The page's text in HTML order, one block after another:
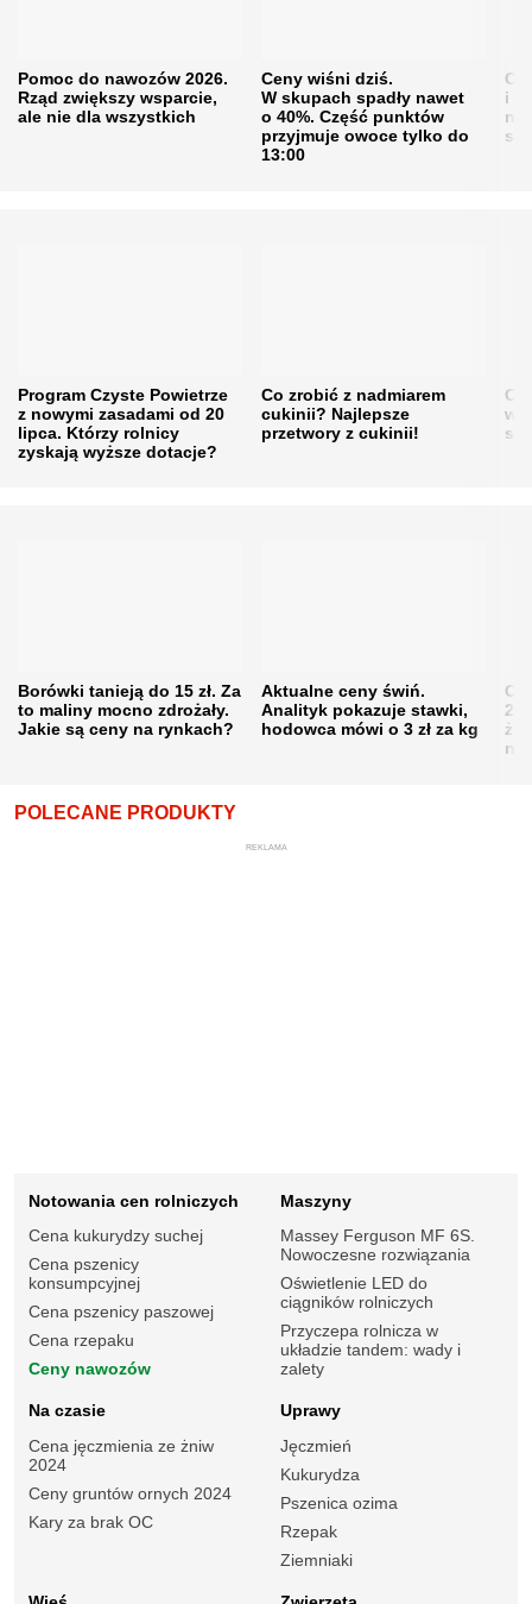
Pomoc do nawozów 2026.
Rząd zwiększy wsparcie,
ale nie dla wszystkich
Ceny wiśni dziś.
W skupach spadły nawet
o 40%. Część punktów
przyjmuje owoce tylko do
13:00
i
Program Czyste Powietrze
z nowymi zasadami od 20
lipca. Którzy rolnicy
zyskają wyższe dotacje?
Co zrobić z nadmiarem
cukinii? Najlepsze
przetwory z cukinii!
w
Borówki tanieją do 15 zł. Za
to maliny mocno zdrożały.
Jakie są ceny na rynkach?
Aktualne ceny świń.
Analityk pokazuje stawki,
hodowca mówi o 3 zł za kg
POLECANE PRODUKTY
REKLAMA
Notowania cen rolniczych
Cena kukurydzy suchej
Cena pszenicy
konsumpcyjnej
Cena pszenicy paszowej
Cena rzepaku
Ceny nawozów
Maszyny
Massey Ferguson MF 6S.
Nowoczesne rozwiązania
Oświetlenie LED do
ciągników rolniczych
Przyczepa rolnicza w
układzie tandem: wady i
zalety
Na czasie
Cena jęczmienia ze żniw
2024
Ceny gruntów ornych 2024
Kary za brak OC
Uprawy
Jęczmień
Kukurydza
Pszenica ozima
Rzepak
Ziemniaki